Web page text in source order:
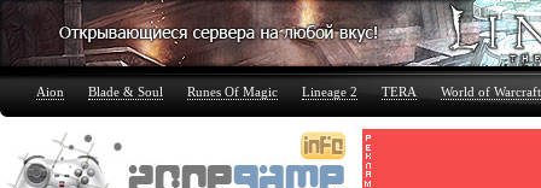
Aion Blade & Soul Runes Of Magic Lineage 2 TERA World of Warcraft